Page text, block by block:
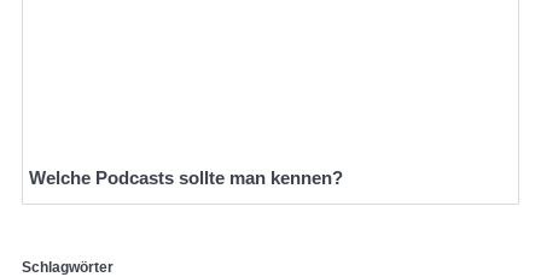
Welche Podcasts sollte man kennen?
Schlagwörter